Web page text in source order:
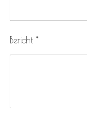
Bericht *